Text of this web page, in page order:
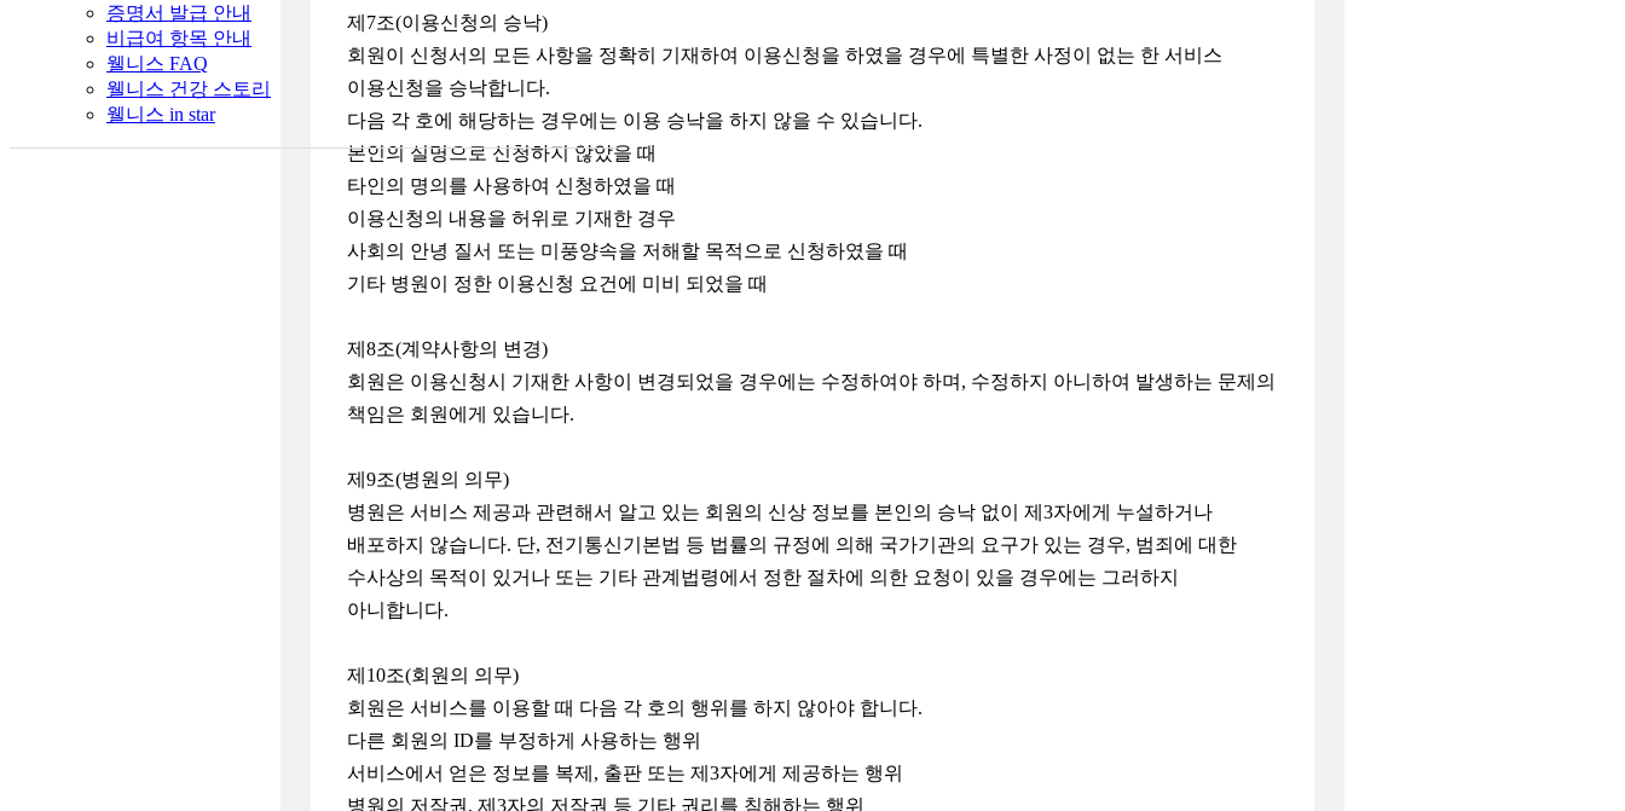
증명서 발급 안내
비급여 항목 안내
웰니스 FAQ
웰니스 건강 스토리
웰니스 in star
제7조(이용신청의 승낙)
회원이 신청서의 모든 사항을 정확히 기재하여 이용신청을 하였을 경우에 특별한 사정이 없는 한 서비스
이용신청을 승낙합니다.
다음 각 호에 해당하는 경우에는 이용 승낙을 하지 않을 수 있습니다.
본인의 실명으로 신청하지 않았을 때
타인의 명의를 사용하여 신청하였을 때
이용신청의 내용을 허위로 기재한 경우
사회의 안녕 질서 또는 미풍양속을 저해할 목적으로 신청하였을 때
기타 병원이 정한 이용신청 요건에 미비 되었을 때
제8조(계약사항의 변경)
회원은 이용신청시 기재한 사항이 변경되었을 경우에는 수정하여야 하며, 수정하지 아니하여 발생하는 문제의
책임은 회원에게 있습니다.
제9조(병원의 의무)
병원은 서비스 제공과 관련해서 알고 있는 회원의 신상 정보를 본인의 승낙 없이 제3자에게 누설하거나
배포하지 않습니다. 단, 전기통신기본법 등 법률의 규정에 의해 국가기관의 요구가 있는 경우, 범죄에 대한
수사상의 목적이 있거나 또는 기타 관계법령에서 정한 절차에 의한 요청이 있을 경우에는 그러하지
아니합니다.
제10조(회원의 의무)
회원은 서비스를 이용할 때 다음 각 호의 행위를 하지 않아야 합니다.
다른 회원의 ID를 부정하게 사용하는 행위
서비스에서 얻은 정보를 복제, 출판 또는 제3자에게 제공하는 행위
병원의 저작권, 제3자의 저작권 등 기타 권리를 침해하는 행위